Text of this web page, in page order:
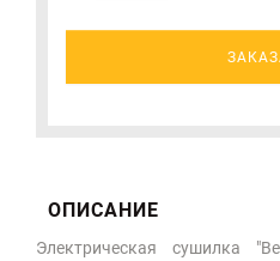
ОПИСАНИЕ
Электрическая сушилка